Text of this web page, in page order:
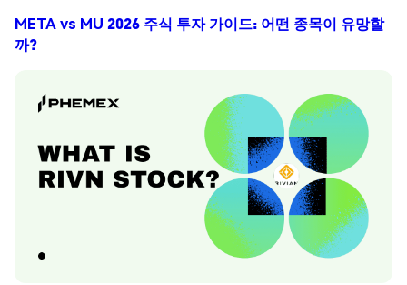
META vs MU 2026 주식 투자 가이드: 어떤 종목이 유망할
까?